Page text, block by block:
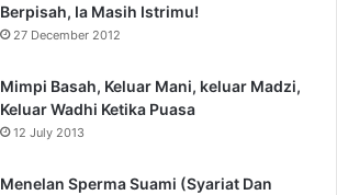
Berpisah, Ia Masih Istrimu!
27 December 2012
Mimpi Basah, Keluar Mani, keluar Madzi,
Keluar Wadhi Ketika Puasa
12 July 2013
Menelan Sperma Suami (Syariat Dan